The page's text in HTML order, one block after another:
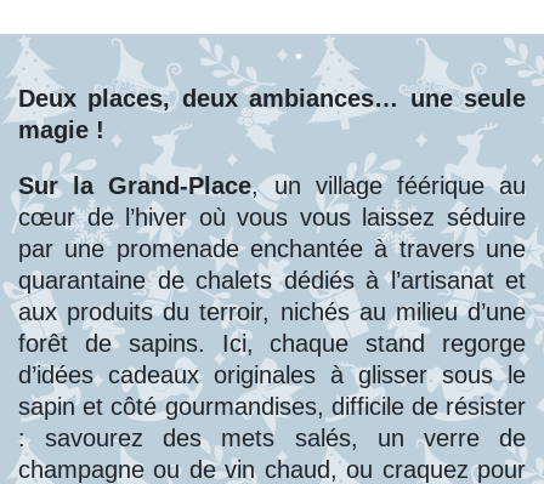
Deux places, deux ambiances… une seule
magie !
Sur la Grand-Place, un village féérique au
cœur de l’hiver où vous vous laissez séduire
par une promenade enchantée à travers une
quarantaine de chalets dédiés à l’artisanat et
aux produits du terroir, nichés au milieu d’une
forêt de sapins. Ici, chaque stand regorge
d’idées cadeaux originales à glisser sous le
sapin et côté gourmandises, difficile de résister
: savourez des mets salés, un verre de
champagne ou de vin chaud, ou craquez pour